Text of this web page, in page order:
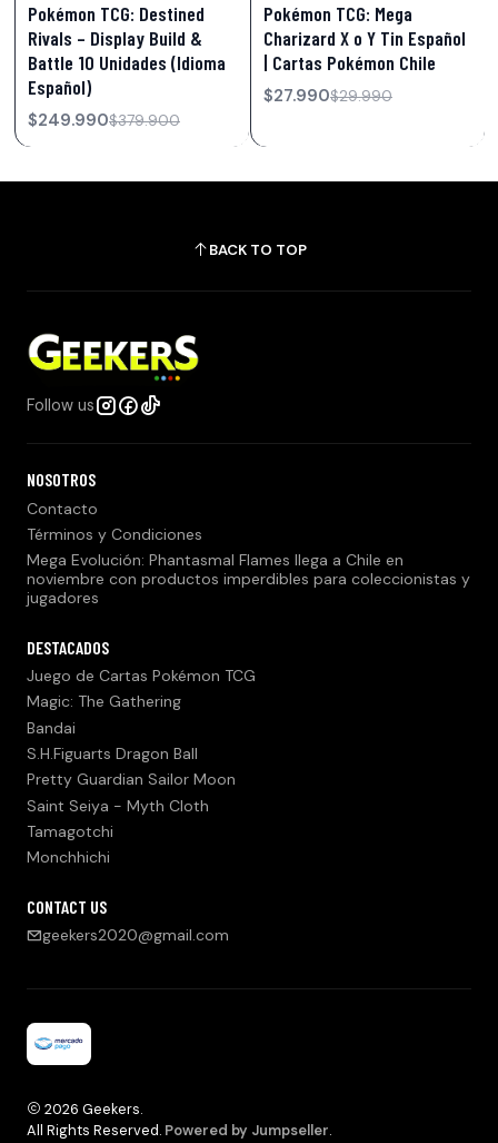
Pokémon TCG: Destined
Rivals – Display Build &
Battle 10 Unidades (Idioma
Español)
$249.990$379.900
Pokémon TCG: Mega
Charizard X o Y Tin Español
| Cartas Pokémon Chile
$27.990$29.990
BACK TO TOP
Follow us
NOSOTROS
Contacto
Términos y Condiciones
Mega Evolución: Phantasmal Flames llega a Chile en
noviembre con productos imperdibles para coleccionistas y
jugadores
DESTACADOS
Juego de Cartas Pokémon TCG
Magic: The Gathering
Bandai
S.H.Figuarts Dragon Ball
Pretty Guardian Sailor Moon
Saint Seiya - Myth Cloth
Tamagotchi
Monchhichi
CONTACT US
geekers2020@gmail.com
2026 Geekers.
All Rights Reserved. Powered by Jumpseller.